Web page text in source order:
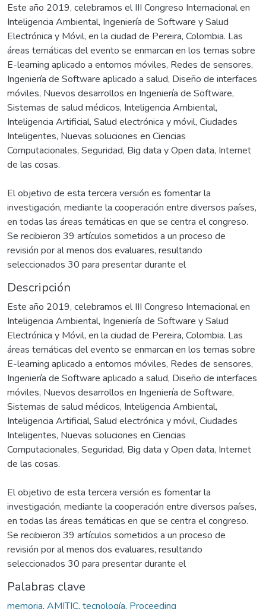
Este año 2019, celebramos el III Congreso Internacional en
Inteligencia Ambiental, Ingeniería de Software y Salud
Electrónica y Móvil, en la ciudad de Pereira, Colombia. Las
áreas temáticas del evento se enmarcan en los temas sobre
E-learning aplicado a entornos móviles, Redes de sensores,
Ingeniería de Software aplicado a salud, Diseño de interfaces
móviles, Nuevos desarrollos en Ingeniería de Software,
Sistemas de salud médicos, Inteligencia Ambiental,
Inteligencia Artificial, Salud electrónica y móvil, Ciudades
Inteligentes, Nuevas soluciones en Ciencias
Computacionales, Seguridad, Big data y Open data, Internet
de las cosas.
El objetivo de esta tercera versión es fomentar la
investigación, mediante la cooperación entre diversos países,
en todas las áreas temáticas en que se centra el congreso.
Se recibieron 39 artículos sometidos a un proceso de
revisión por al menos dos evaluares, resultando
seleccionados 30 para presentar durante el
Descripción
Este año 2019, celebramos el III Congreso Internacional en
Inteligencia Ambiental, Ingeniería de Software y Salud
Electrónica y Móvil, en la ciudad de Pereira, Colombia. Las
áreas temáticas del evento se enmarcan en los temas sobre
E-learning aplicado a entornos móviles, Redes de sensores,
Ingeniería de Software aplicado a salud, Diseño de interfaces
móviles, Nuevos desarrollos en Ingeniería de Software,
Sistemas de salud médicos, Inteligencia Ambiental,
Inteligencia Artificial, Salud electrónica y móvil, Ciudades
Inteligentes, Nuevas soluciones en Ciencias
Computacionales, Seguridad, Big data y Open data, Internet
de las cosas.
El objetivo de esta tercera versión es fomentar la
investigación, mediante la cooperación entre diversos países,
en todas las áreas temáticas en que se centra el congreso.
Se recibieron 39 artículos sometidos a un proceso de
revisión por al menos dos evaluares, resultando
seleccionados 30 para presentar durante el
Palabras clave
memoria, AMITIC, tecnología, Proceeding